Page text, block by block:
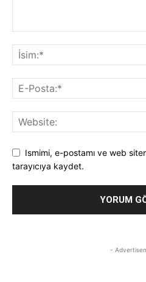
Ismimi, e-postamı ve web
tarayıcıya kaydet.
-